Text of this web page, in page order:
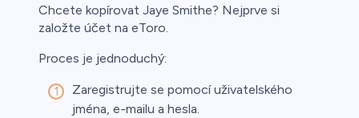
Chcete kopírovat Jaye Smithe? Nejprve si
založte účet na eToro.
Proces je jednoduchý:
Zaregistrujte se pomocí uživatelského
jména, e-mailu a hesla.